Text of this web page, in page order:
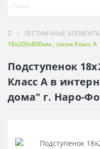
ЛЕСТНИЧНЫЕ ЭЛЕМЕНТЫ
18х200х800мм., сосна Класс А
Подступенок
Класс А в
дома" г. Наро-